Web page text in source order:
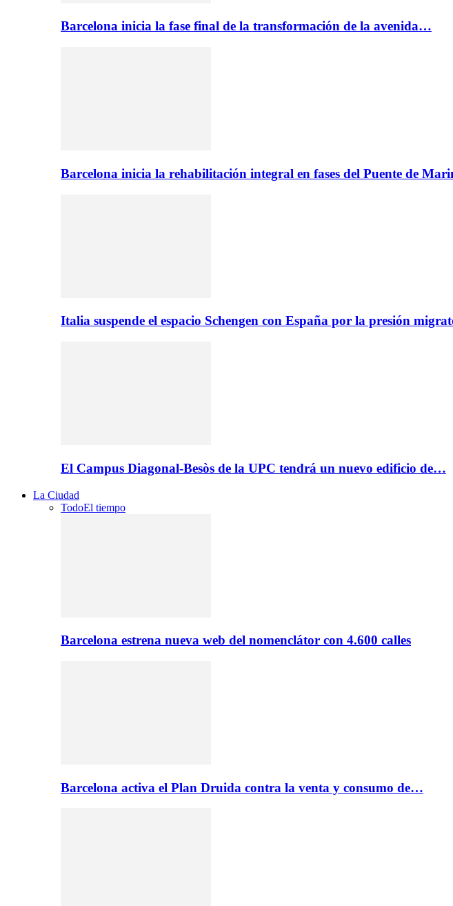
Barcelona inicia la fase final de la transformación de la avenida…
Barcelona inicia la rehabilitación integral en fases del Puente de
Italia suspende el espacio Schengen con España por la presión
El Campus Diagonal-Besòs de la UPC tendrá un nuevo edificio de…
La Ciudad
TodoEl tiempo
Barcelona estrena nueva web del nomenclátor con 4.600 calles
Barcelona activa el Plan Druida contra la venta y consumo de…